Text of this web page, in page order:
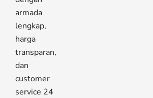
armada
lengkap,
harga
transparan,
dan
customer
service 24